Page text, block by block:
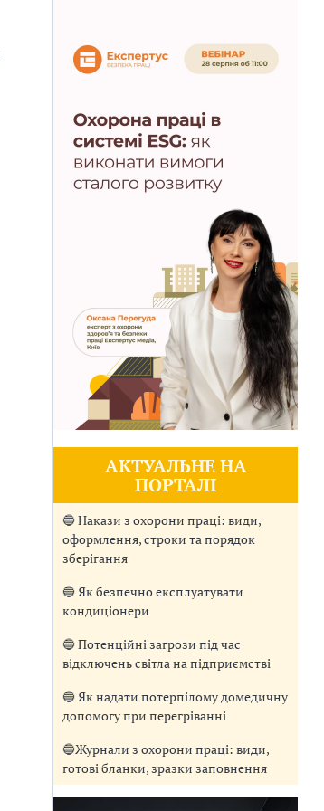
АКТУАЛЬНЕ НА
ПОРТАЛІ
🔵 Накази з охорони праці: види,
оформлення, строки та порядок
зберігання
🔵 Як безпечно експлуатувати
кондиціонери
🔵 Потенційні загрози під час
відключень світла на підприємстві
🔵 Як надати потерпілому домедичну
допомогу при перегріванні
🔵Журнали з охорони праці: види,
готові бланки, зразки заповнення